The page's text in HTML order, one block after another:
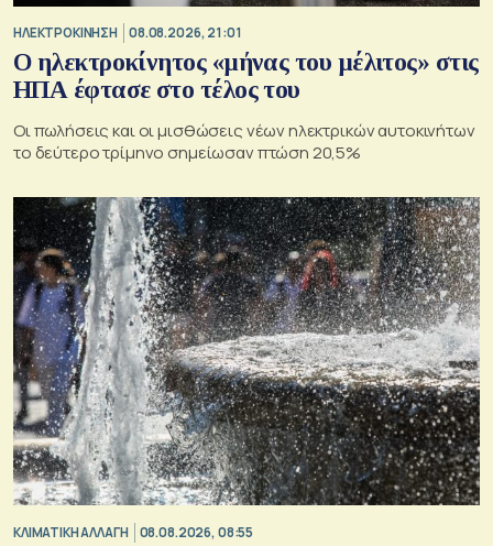
ΗΛΕΚΤΡΟΚΙΝΗΣΗ 08.08.2026, 21:01
Ο ηλεκτροκίνητος «μήνας του μέλιτος» στις
ΗΠΑ έφτασε στο τέλος του
Οι πωλήσεις και οι μισθώσεις νέων ηλεκτρικών αυτοκινήτων
το δεύτερο τρίμηνο σημείωσαν πτώση 20,5%
ΚΛΙΜΑΤΙΚΗ ΑΛΛΑΓΗ 08.08.2026, 08:55